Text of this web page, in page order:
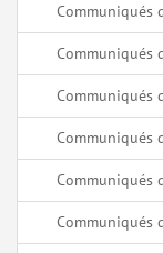
Communiqués
Communiqués
Communiqués
Communiqués
Communiqués
Communiqués